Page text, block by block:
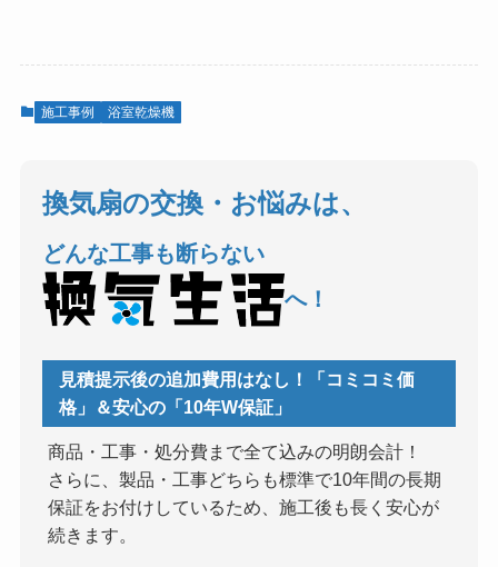
施工事例 浴室乾燥機
換気扇の交換・お悩みは、
どんな工事も断らない
へ！
見積提示後の追加費用はなし！「コミコミ価
格」＆安心の「10年W保証」
商品・工事・処分費まで全て込みの明朗会計！
さらに、製品・工事どちらも標準で10年間の長期
保証をお付けしているため、施工後も長く安心が
続きます。